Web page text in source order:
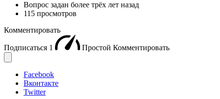
Вопрос задан более трёх лет назад
115 просмотров
Комментировать
Подписаться 1 Простой Комментировать
Facebook
Вконтакте
Twitter